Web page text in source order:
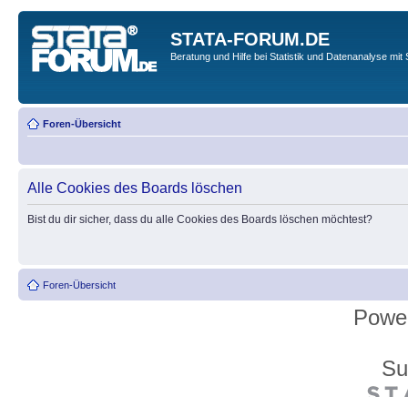
STATA-FORUM.DE
Beratung und Hilfe bei Statistik und Datenanalyse mit
Foren-Übersicht
Alle Cookies des Boards löschen
Bist du dir sicher, dass du alle Cookies des Boards löschen möchtest?
Foren-Übersicht